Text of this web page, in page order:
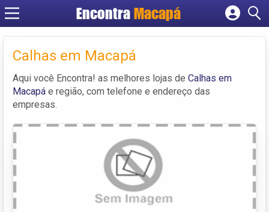
EncontraMacapá
Cadastrar empresa
Criar conta
Calhas em Macapá
Aqui você Encontra! as melhores lojas de Calhas em
Macapá e região, com telefone e endereço das
empresas.